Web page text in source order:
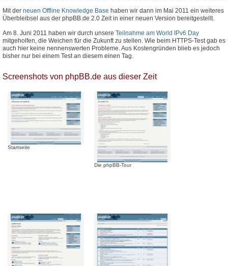
Mit der neuen Offline Knowledge Base haben wir dann im Mai 2011 ein weiteres
Überbleibsel aus der phpBB.de 2.0 Zeit in einer neuen Version bereitgestellt.
Am 8. Juni 2011 haben wir durch unsere Teilnahme am World IPv6 Day
mitgeholfen, die Weichen für die Zukunft zu stellen. Wie beim HTTPS-Test gab es
auch hier keine nennenswerten Probleme. Aus Kostengründen blieb es jedoch
bisher nur bei einem Test an diesem einen Tag.
Screenshots von phpBB.de aus dieser Zeit
Startseite
Die phpBB-Tour